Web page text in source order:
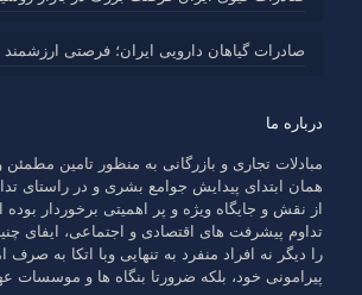
صادرات گیاهان دارویی ایران؛ فرصتی ارزشمند
درباره ما
مبادلات تجاری و بازرگانی به منظور تامین مطمئن و
همان ابتدای پیدایش جوامع بشری و در راستای
از نقش و جایگاه ویژه و پر اهمیتی برخوردار
تداوم پیشرفت های اقتصادی و اجتماعی، ایفای
را دیگر نه افراد منفرد به تنهایی وبا اتکا به صرف
پیرامونی خود، بلکه ضرورتا بنگاه ها و موسسات